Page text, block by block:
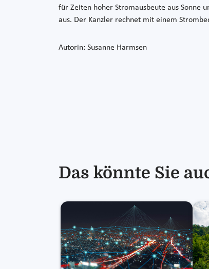
für Zeiten hoher Stromausbeute aus Sonne
aus. Der Kanzler rechnet mit einem
Autorin: Susanne Harmsen
Das könnte Sie